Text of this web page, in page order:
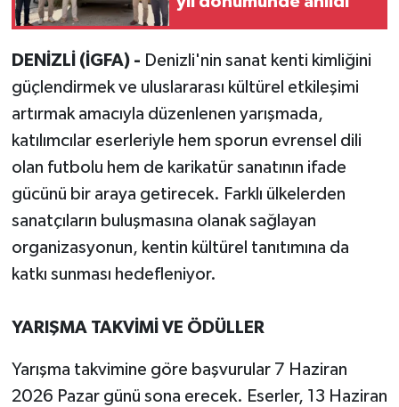
DENİZLİ (İGFA) - Denizli'nin sanat kenti kimliğini
güçlendirmek ve uluslararası kültürel etkileşimi
artırmak amacıyla düzenlenen yarışmada,
katılımcılar eserleriyle hem sporun evrensel dili
olan futbolu hem de karikatür sanatının ifade
gücünü bir araya getirecek. Farklı ülkelerden
sanatçıların buluşmasına olanak sağlayan
organizasyonun, kentin kültürel tanıtımına da
katkı sunması hedefleniyor.
YARIŞMA TAKVİMİ VE ÖDÜLLER
Yarışma takvimine göre başvurular 7 Haziran
2026 Pazar günü sona erecek. Eserler, 13 Haziran